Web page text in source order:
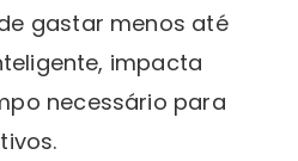
gastar menos até
impacta
necessário para